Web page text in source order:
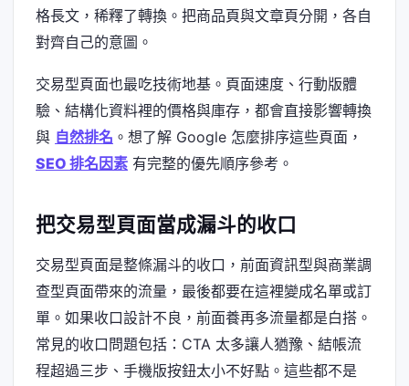
格長文，稀釋了轉換。把商品頁與文章頁分開，各自
對齊自己的意圖。
交易型頁面也最吃技術地基。頁面速度、行動版體
驗、結構化資料裡的價格與庫存，都會直接影響轉換
與 自然排名 。想了解 Google 怎麼排序這些頁面，
SEO 排名因素 有完整的優先順序參考。
把交易型頁面當成漏斗的收口
交易型頁面是整條漏斗的收口，前面資訊型與商業調
查型頁面帶來的流量，最後都要在這裡變成名單或訂
單。如果收口設計不良，前面養再多流量都是白搭。
常見的收口問題包括：CTA 太多讓人猶豫、結帳流
程超過三步、手機版按鈕太小不好點。這些都不是